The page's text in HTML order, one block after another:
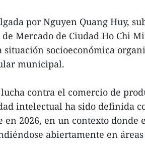
por Nguyen Quang Huy,
Mercado de Ciudad Ho Chi
socioeconómica
municipal.
contra el comercio de
intelectual ha sido definida
2026, en un contexto donde
abiertamente en